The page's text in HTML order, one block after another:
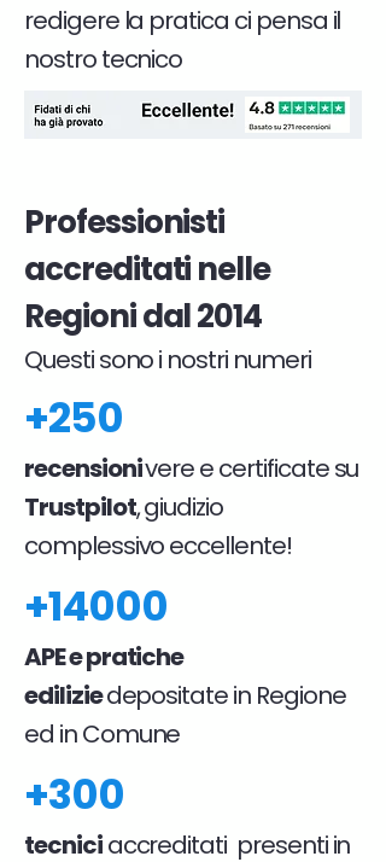
redigere la pratica ci pensa il
nostro tecnico
Professionisti
accreditati nelle
Regioni dal 2014
Questi sono i nostri numeri
+250
recensionivere e certificate su
Trustpilot, giudizio
complessivo eccellente!
+14000
APE e pratiche
ediliziedepositate in Regione
ed in Comune
+300
tecniciaccreditati presenti in